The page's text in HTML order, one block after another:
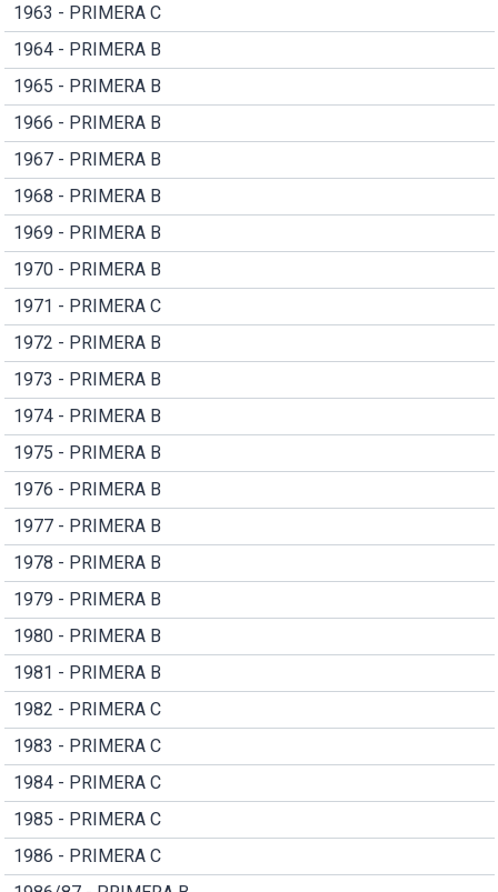
1963 - PRIMERA C
1964 - PRIMERA B
1965 - PRIMERA B
1966 - PRIMERA B
1967 - PRIMERA B
1968 - PRIMERA B
1969 - PRIMERA B
1970 - PRIMERA B
1971 - PRIMERA C
1972 - PRIMERA B
1973 - PRIMERA B
1974 - PRIMERA B
1975 - PRIMERA B
1976 - PRIMERA B
1977 - PRIMERA B
1978 - PRIMERA B
1979 - PRIMERA B
1980 - PRIMERA B
1981 - PRIMERA B
1982 - PRIMERA C
1983 - PRIMERA C
1984 - PRIMERA C
1985 - PRIMERA C
1986 - PRIMERA C